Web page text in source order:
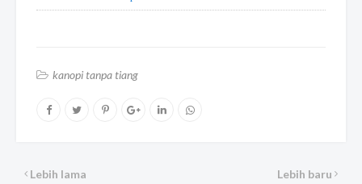
kanopi tanpa tiang
Lebih baru
Lebih lama